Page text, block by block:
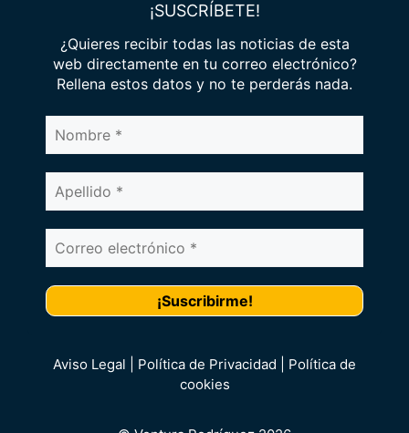
¡SUSCRÍBETE!
¿Quieres recibir todas las noticias de esta
web directamente en tu correo electrónico?
Rellena estos datos y no te perderás nada.
Aviso Legal | Política de Privacidad | Política de
cookies